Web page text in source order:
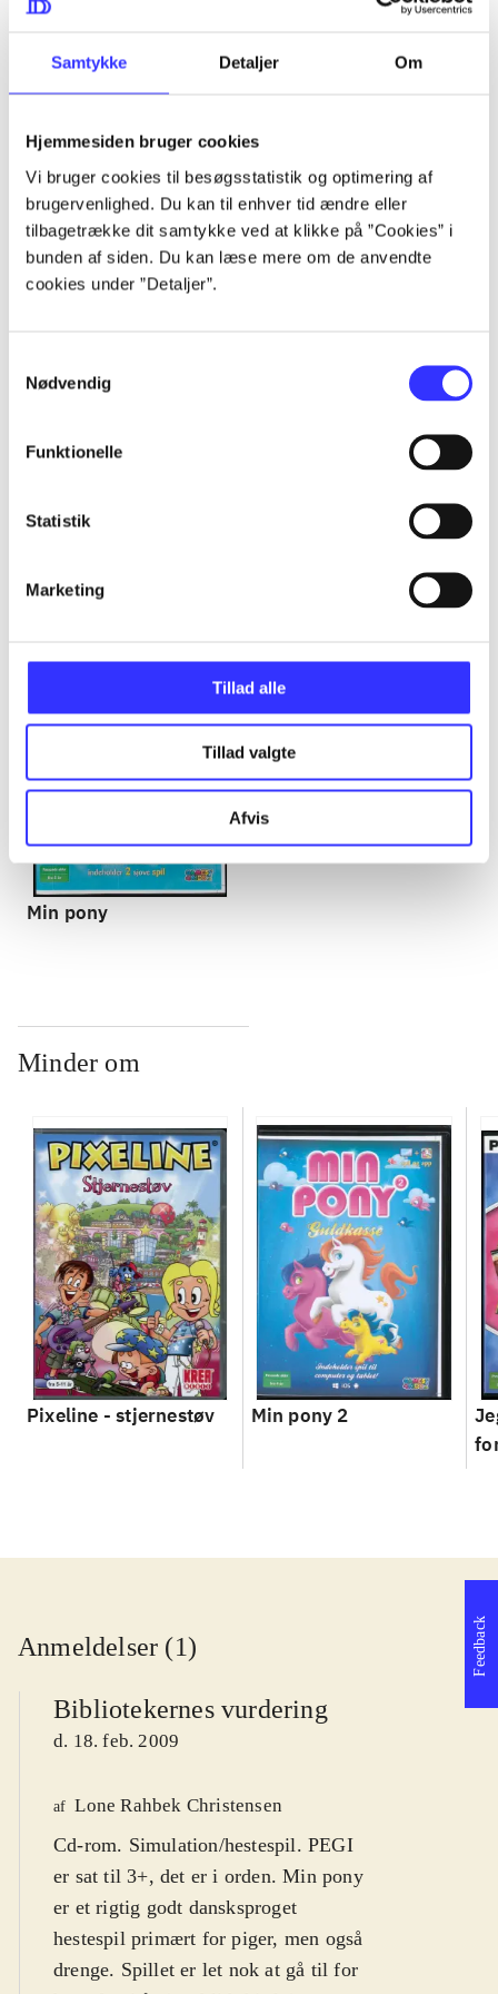
Samtykke Detaljer Om
Hjemmesiden bruger cookies
Vi bruger cookies til besøgsstatistik og optimering af
brugervenlighed. Du kan til enhver tid ændre eller
tilbagetrække dit samtykke ved at klikke på ”Cookies” i
bunden af siden. Du kan læse mere om de anvendte
cookies under ”Detaljer”.
Nødvendig
Funktionelle
Statistik
Marketing
Tillad alle
Tillad valgte
Afvis
Alle registrerede artikler fordelt på udgivelser
...
...
...
Min pony kollektionskasse
Min pony
Minder om
Pixeline - stjernestøv Min pony 2
Anmeldelser (1)
Bibliotekernes vurdering
d. 18. feb. 2009
af Lone Rahbek Christensen
Cd-rom. Simulation/hestespil. PEGI
er sat til 3+, det er i orden. Min pony
er et rigtig godt dansksproget
hestespil primært for piger, men også
drenge. Spillet er let nok at gå til for
Feedback